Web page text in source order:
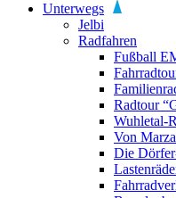
Unterwegs
Jelbi
Radfahren
Fußball
Radtour
Wuhletal-
Von
Die